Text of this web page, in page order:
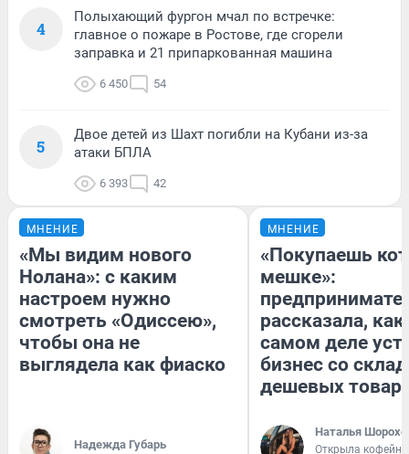
4
Полыхающий фургон мчал по встречке:
главное о пожаре в Ростове, где сгорели
заправка и 21 припаркованная машина
6 450 54
5
Двое детей из Шахт погибли на Кубани из-за
атаки БПЛА
6 393 42
МНЕНИЕ
«Мы видим нового
Нолана»: с каким
настроем нужно
смотреть «Одиссею»,
чтобы она не
выглядела как фиаско
Надежда Губарь
МНЕНИЕ
«Покупаешь
мешке»:
рассказала, как
самом деле
бизнес со
дешевых
Наталья
Открыла